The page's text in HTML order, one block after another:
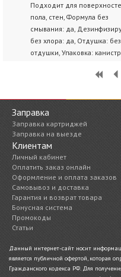
Подходит для
пола, стен, Формула без
смывания: да,
без хлора: да, Отдушка: без
отдушки, Упаковка:
Заправка
Заправка картриджей
Заправка на выезде
Клиентам
Личный кабинет
Оплатить заказ онлайн
Оформление и оплата заказов
Самовывоз и доставка
Гарантия и возврат товара
Бонусная система
Промокоды
Статьи
Данный интернет-сайт носит
является публичной офертой, которая
Гражданского кодекса РФ. Для